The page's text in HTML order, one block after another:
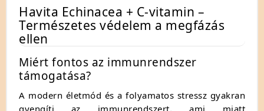
Havita Echinacea + C-vitamin –
Természetes védelem a megfázás
ellen
Miért fontos az immunrendszer
támogatása?
A modern életmód és a folyamatos stressz gyakran
gyengíti az immunrendszert, ami miatt